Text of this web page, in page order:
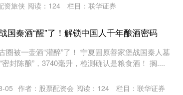
资旅侠 阅读： 124 栏目： 联华证券
国秦酒“醒”了！解锁中国人千年酿酒密码
圈被一壶酒“灌醉”了！ 宁夏固原善家堡战国秦人墓
封陈酿”，3740毫升，检测确认是粮食酒！ 搁....
05 作者：股票配资会 阅读： 124 栏目： 联华证券